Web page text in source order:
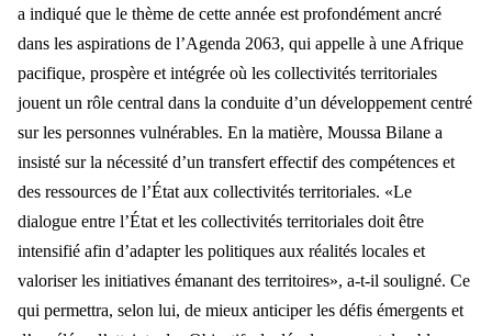
a indiqué que le thème de cette année est profondément ancré
dans les aspirations de l’Agenda 2063, qui appelle à une Afrique
pacifique, prospère et intégrée où les collectivités territoriales
jouent un rôle central dans la conduite d’un développement centré
sur les personnes vulnérables. En la matière, Moussa Bilane a
insisté sur la nécessité d’un transfert effectif des compétences et
des ressources de l’État aux collectivités territoriales. «Le
dialogue entre l’État et les collectivités territoriales doit être
intensifié afin d’adapter les politiques aux réalités locales et
valoriser les initiatives émanant des territoires», a-t-il souligné. Ce
qui permettra, selon lui, de mieux anticiper les défis émergents et